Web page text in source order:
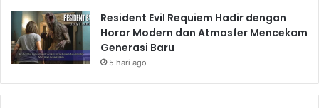
Resident Evil Requiem Hadir dengan
Horor Modern dan Atmosfer Mencekam
Generasi Baru
5 hari ago